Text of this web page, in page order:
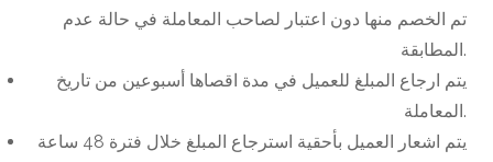
تم الخصم منها دون اعتبار لصاحب المعاملة في حالة عدم
المطابقة.
يتم ارجاع المبلغ للعميل في مدة اقصاها أسبوعين من تاريخ
المعاملة.
يتم اشعار العميل بأحقية استرجاع المبلغ خلال فترة 48 ساعة